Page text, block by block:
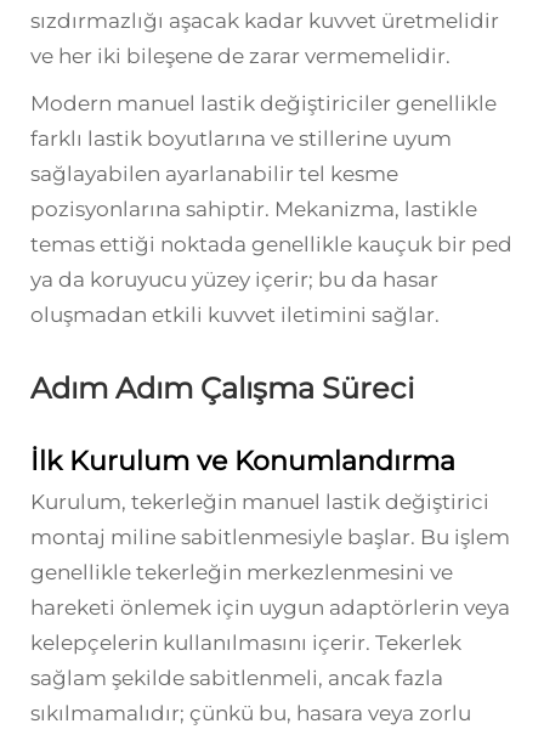
sızdırmazlığı aşacak kadar kuvvet üretmelidir
ve her iki bileşene de zarar vermemelidir.
Modern manuel lastik değiştiriciler genellikle
farklı lastik boyutlarına ve stillerine uyum
sağlayabilen ayarlanabilir tel kesme
pozisyonlarına sahiptir. Mekanizma, lastikle
temas ettiği noktada genellikle kauçuk bir ped
ya da koruyucu yüzey içerir; bu da hasar
oluşmadan etkili kuvvet iletimini sağlar.
Adım Adım Çalışma Süreci
İlk Kurulum ve Konumlandırma
Kurulum, tekerleğin manuel lastik değiştirici
montaj miline sabitlenmesiyle başlar. Bu işlem
genellikle tekerleğin merkezlenmesini ve
hareketi önlemek için uygun adaptörlerin veya
kelepçelerin kullanılmasını içerir. Tekerlek
sağlam şekilde sabitlenmeli, ancak fazla
sıkılmamalıdır; çünkü bu, hasara veya zorlu